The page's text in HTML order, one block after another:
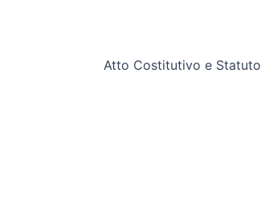
Atto Costitutivo e Statuto